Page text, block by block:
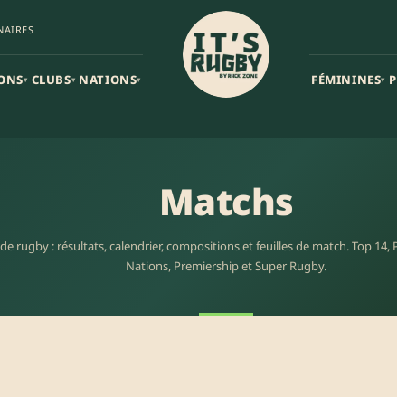
▾ CLUBS▾ NATIONS▾ FÉMININES▾
Matchs
rugby : résultats, calendrier, compositions et feuilles de match. Top 14,
Nations, Premiership et Super Rugby.